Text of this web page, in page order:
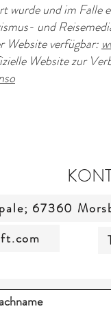
wurde und im
und
Website verfügbar:
Website zur
67360